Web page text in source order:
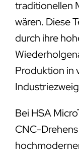
traditionellen
wären. Diese
durch ihre
Produktion in
Bei HSA
CNC-